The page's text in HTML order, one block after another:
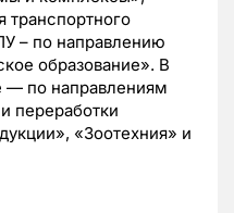
транспортного
– по направлению
образование». В
— по направлениям
переработки
«Зоотехния» и